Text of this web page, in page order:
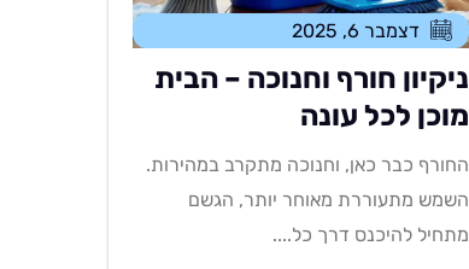
דצמבר 6, 2025
ניקיון חורף וחנוכה – הבית
מוכן לכל עונה
החורף כבר כאן, וחנוכה מתקרב במהירות.
השמש מתעוררת מאוחר יותר, הגשם
מתחיל להיכנס דרך כל....